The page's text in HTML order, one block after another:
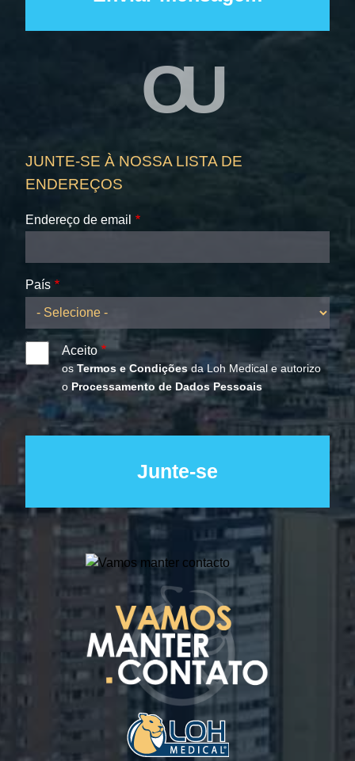
OU
JUNTE-SE À NOSSA LISTA DE
ENDEREÇOS
Endereço de email
País
Aceito
osTermos e Condiçõesda Loh Medical e autorizo
o Processamento de Dados Pessoais